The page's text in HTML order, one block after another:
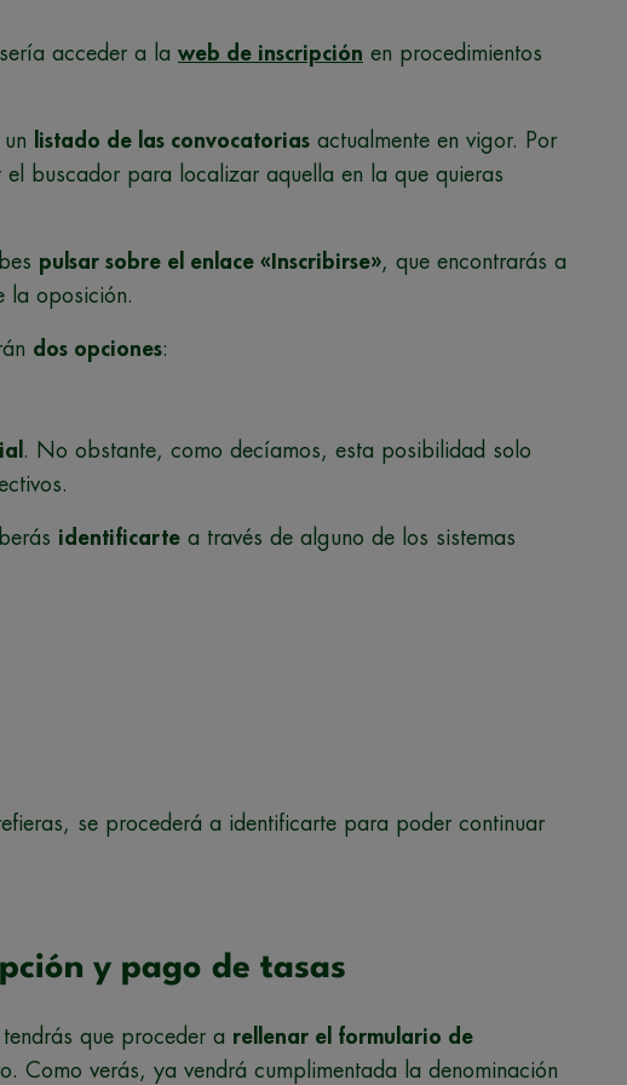
acceder a la web de inscripción en procedimientos
listado de las convocatorias actualmente en vigor. Por
el buscador para localizar aquella en la que quieras
pulsar sobre el enlace «Inscribirse», que encontrarás a
la oposición.
dos opciones:
. No obstante, como decíamos, esta posibilidad solo
identificarte a través de alguno de los sistemas
se procederá a identificarte para poder continuar
y pago de tasas
que proceder a rellenar el formulario de
Como verás, ya vendrá cumplimentada la denominación